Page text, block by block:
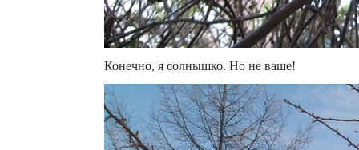
Конечно, я солнышко. Но не ваше!